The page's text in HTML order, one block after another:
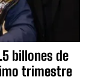
billones de
trimestre